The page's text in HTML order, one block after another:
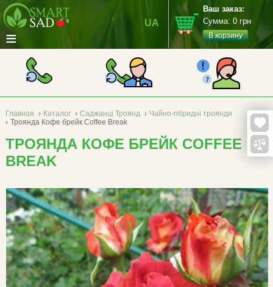
≡
UA
Ваш заказ:
Сумма: 0 грн
В корзину
Главная › Каталог › Саджанці Троянд › Чайно-гібридні троянди
› Троянда Кофе брейк Coffee Break
ТРОЯНДА КОФЕ БРЕЙК COFFEE
BREAK